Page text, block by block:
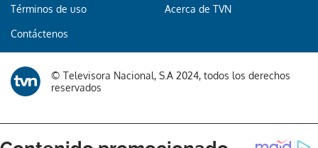
Gracias por suscribirte a nuestro boletín.
Términos de uso Acerca de TVN
Contáctenos
© Televisora Nacional, S.A 2024, todos los derechos
reservados